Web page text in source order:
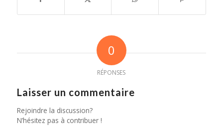
0
RÉPONSES
Laisser un commentaire
Rejoindre la discussion?
N’hésitez pas à contribuer !